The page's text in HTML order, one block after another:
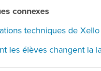
connexes
techniques de Xello
les élèves changent la